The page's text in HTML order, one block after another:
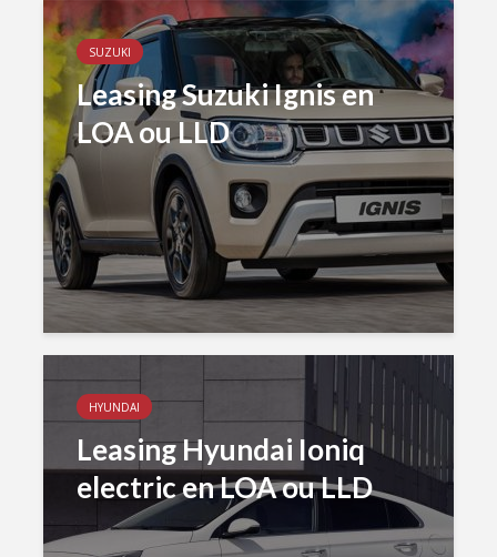
SUZUKI
Leasing Suzuki Ignis en
LOA ou LLD
HYUNDAI
Leasing Hyundai Ioniq
electric en LOA ou LLD